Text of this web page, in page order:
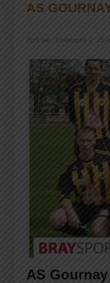
AS
Écrit par : Christophe 28
AS